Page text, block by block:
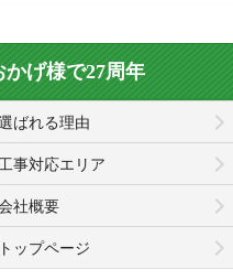
げ様で27周年
ばれる理由
工事対応エリア
社概要
トップページ